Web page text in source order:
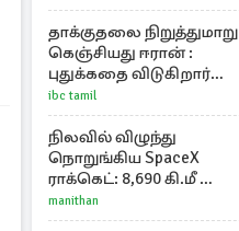
தாக்குதலை நிறுத்துமாறு
கெஞ்சியது ஈரான் :
புதுக்கதை விடுகிறார்
ட்ரம்ப்
ibc tamil
நிலவில் விழுந்து
நொறுங்கிய SpaceX
ராக்கெட்: 8,690 கி.மீ வேக
மோதலால் உருவான
புதிய பள்ளம்!
manithan